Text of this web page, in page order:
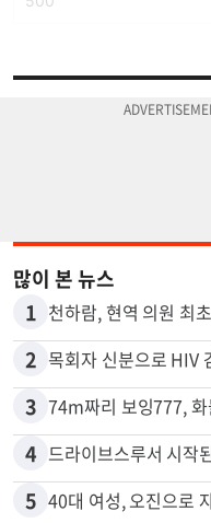
많이 본 뉴스
1
2 목회자 신분으로 HIV
3
4 드라이브스루서 시작